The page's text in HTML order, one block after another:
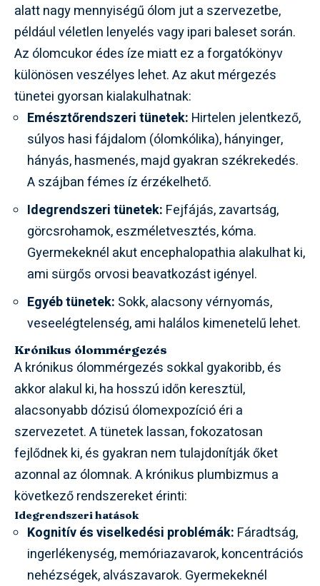
alatt nagy mennyiségű ólom jut a szervezetbe,
például véletlen lenyelés vagy ipari baleset során.
Az ólomcukor édes íze miatt ez a forgatókönyv
különösen veszélyes lehet. Az akut mérgezés
tünetei gyorsan kialakulhatnak:
Emésztőrendszeri tünetek: Hirtelen jelentkező,
súlyos hasi fájdalom (ólomkólika), hányinger,
hányás, hasmenés, majd gyakran székrekedés.
A szájban fémes íz érzékelhető.
Idegrendszeri tünetek: Fejfájás, zavartság,
görcsrohamok, eszméletvesztés, kóma.
Gyermekeknél akut encephalopathia alakulhat ki,
ami sürgős orvosi beavatkozást igényel.
Egyéb tünetek: Sokk, alacsony vérnyomás,
veseelégtelenség, ami halálos kimenetelű lehet.
Krónikus ólommérgezés
A krónikus ólommérgezés sokkal gyakoribb, és
akkor alakul ki, ha hosszú időn keresztül,
alacsonyabb dózisú ólomexpozíció éri a
szervezetet. A tünetek lassan, fokozatosan
fejlődnek ki, és gyakran nem tulajdonítják őket
azonnal az ólomnak. A krónikus plumbizmus a
következő rendszereket érinti:
Idegrendszeri hatások
Kognitív és viselkedési problémák: Fáradtság,
ingerlékenység, memóriazavarok, koncentrációs
nehézségek, alvászavarok. Gyermekeknél